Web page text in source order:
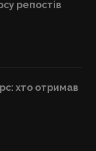
репостів
хто отримав